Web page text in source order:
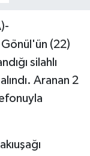
(22)
silahlı
Aranan 2